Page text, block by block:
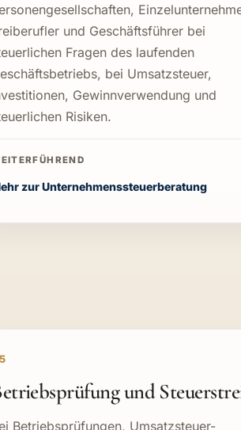
und Geschäftsführer bei
Fragen des laufenden
bei Umsatzsteuer,
Gewinnverwendung und
Risiken.
zur Unternehmenssteuerberatung
und
Betriebsprüfungen, Umsatzsteuer-